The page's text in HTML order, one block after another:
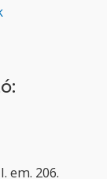
em. 206.